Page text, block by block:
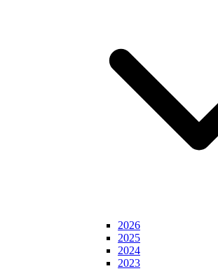
2026
2025
2024
2023